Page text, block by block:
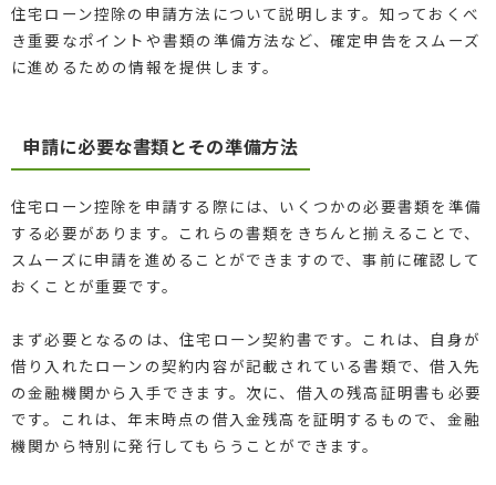
住宅ローン控除の申請方法について説明します。知っておくべ
き重要なポイントや書類の準備方法など、確定申告をスムーズ
に進めるための情報を提供します。
申請に必要な書類とその準備方法
住宅ローン控除を申請する際には、いくつかの必要書類を準備
する必要があります。これらの書類をきちんと揃えることで、
スムーズに申請を進めることができますので、事前に確認して
おくことが重要です。
まず必要となるのは、住宅ローン契約書です。これは、自身が
借り入れたローンの契約内容が記載されている書類で、借入先
の金融機関から入手できます。次に、借入の残高証明書も必要
です。これは、年末時点の借入金残高を証明するもので、金融
機関から特別に発行してもらうことができます。